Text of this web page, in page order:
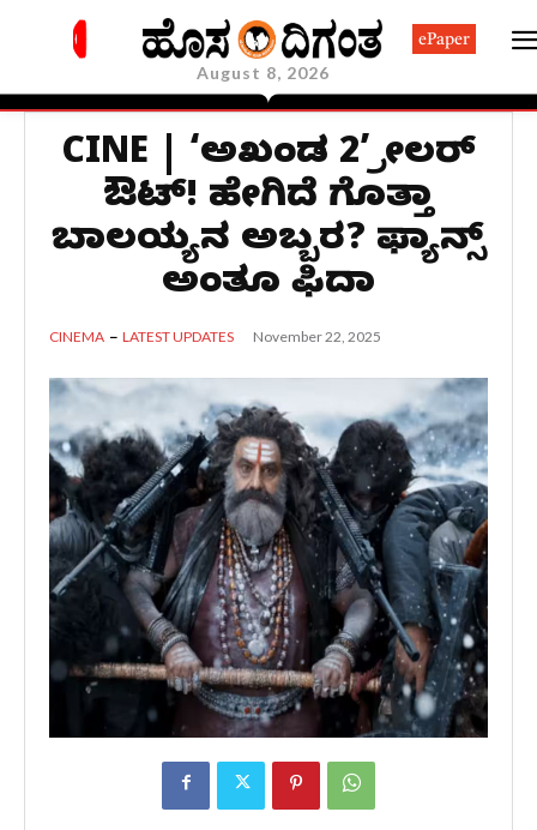
August 8, 2026
ePaper
CINE | ‘ಅಖಂಡ 2’ ಟ್ರೇಲರ್
ಔಟ್! ಹೇಗಿದೆ ಗೊತ್ತಾ
ಬಾಲಯ್ಯನ ಅಬ್ಬರ? ಫ್ಯಾನ್ಸ್
ಅಂತೂ ಫಿದಾ
CINEMA LATEST UPDATES November 22, 2025